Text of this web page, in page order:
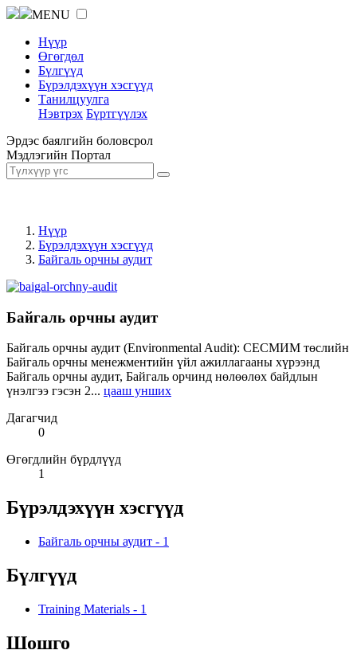
MENU
Нүүр
Өгөгдөл
Бүлгүүд
Бүрэлдэхүүн хэсгүүд
Танилцуулга
Нэвтрэх Бүртгүүлэх
Эрдэс баялгийн боловсрол
Мэдлэгийн Портал
Нүүр
Бүрэлдэхүүн хэсгүүд
Байгаль орчны аудит
Байгаль орчны аудит
Байгаль орчны аудит (Environmental Audit): СЕСМИМ төслийн
Байгаль орчны менежментийн үйл ажиллагааны хүрээнд
Байгаль орчны аудит, Байгаль орчинд нөлөөлөх байдлын
үнэлгээ гэсэн 2... цааш унших
Дагагчид
0
Өгөгдлийн бүрдлүүд
1
Бүрэлдэхүүн хэсгүүд
Байгаль орчны аудит - 1
Бүлгүүд
Training Materials - 1
Шошго